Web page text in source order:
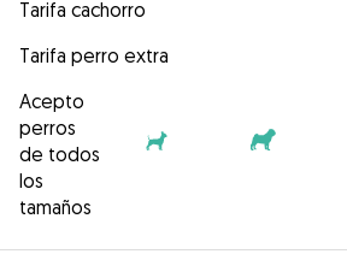
Tarifa cachorro
Tarifa perro extra
Acepto
perros
de todos
los
tamaños